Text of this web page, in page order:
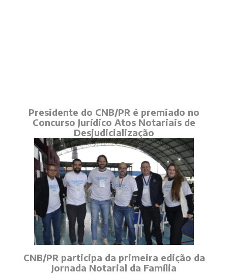
Presidente do CNB/PR é premiado no
Concurso Jurídico Atos Notariais de
Desjudicialização
CNB/PR participa da primeira edição da
Jornada Notarial da Família